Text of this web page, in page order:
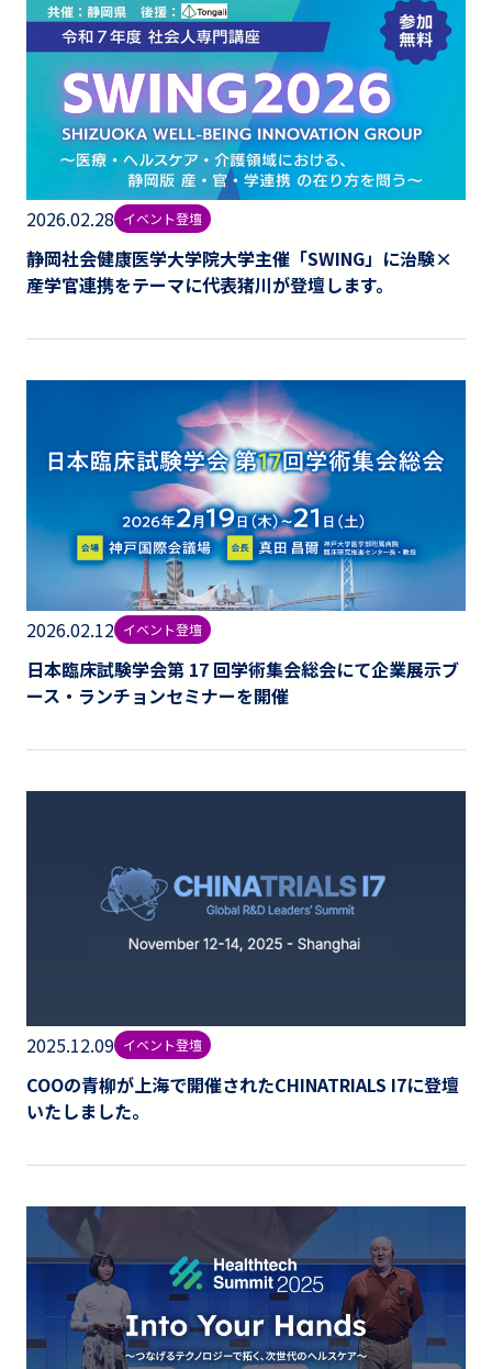
2026.02.28 イベント登壇
静岡社会健康医学大学院大学主催「SWING」に治験×
産学官連携をテーマに代表猪川が登壇します。
2026.02.12 イベント登壇
日本臨床試験学会第 17 回学術集会総会にて企業展示ブ
ース・ランチョンセミナーを開催
2025.12.09 イベント登壇
COOの青柳が上海で開催されたCHINATRIALS I7に登壇
いたしました。